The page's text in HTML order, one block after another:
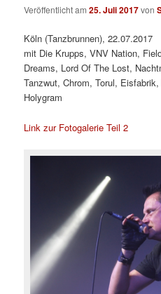
Veröffentlicht am25. Juli 2017von
Köln (Tanzbrunnen), 22.07.2017
mit Die Krupps, VNV Nation,
Dreams, Lord Of The Lost,
Tanzwut, Chrom, Torul,
Holygram
Link zur Fotogalerie Teil 2